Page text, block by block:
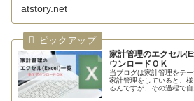
atstory.net
家計管理のエクセル
ウンロードＯＫ
当ブログは家計管理をテ
家計管理をしていると、
るんですが、その過程で